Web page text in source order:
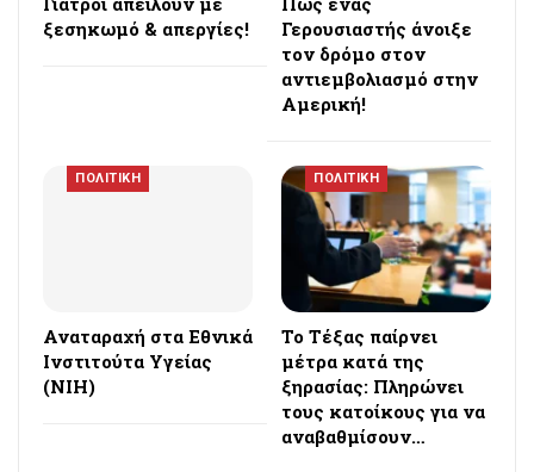
ξεσηκωμό & απεργίες!
Γερουσιαστής άνοιξε
τον δρόμο στον
αντιεμβολιασμό στην
Αμερική!
ΠΟΛΙΤΙΚΗ
Αναταραχή στα Εθνικά
Ινστιτούτα Υγείας
(NIH)
ΠΟΛΙΤΙΚΗ
Το Τέξας παίρνει
μέτρα κατά της
ξηρασίας: Πληρώνει
τους κατοίκους για να
αναβαθμίσουν…